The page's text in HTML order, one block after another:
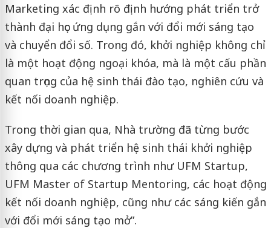
Marketing xác định rõ định hướng phát triển trở
thành đại học ứng dụng gắn với đổi mới sáng tạo
và chuyển đổi số. Trong đó, khởi nghiệp không chỉ
là một hoạt động ngoại khóa, mà là một cấu phần
quan trọng của hệ sinh thái đào tạo, nghiên cứu và
kết nối doanh nghiệp.
Trong thời gian qua, Nhà trường đã từng bước
xây dựng và phát triển hệ sinh thái khởi nghiệp
thông qua các chương trình như UFM Startup,
UFM Master of Startup Mentoring, các hoạt động
kết nối doanh nghiệp, cũng như các sáng kiến gắn
với đổi mới sáng tạo mở”.